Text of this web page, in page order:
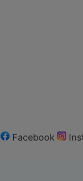
Facebook